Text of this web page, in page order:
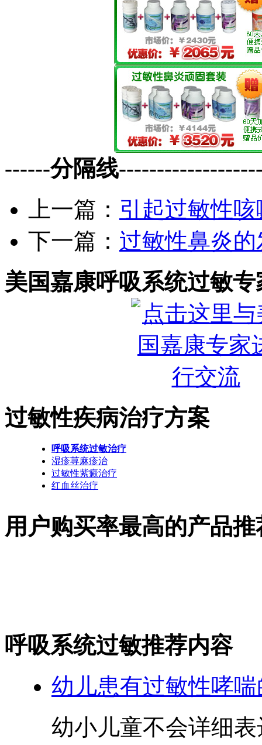
------分隔线
上一篇： 引起过敏性
下一篇： 过敏性鼻炎
美国嘉康呼吸系统过敏
过敏性疾病治疗方案
呼吸系统过敏治疗
湿疹荨麻疹治
过敏性紫癜治疗
红血丝治疗
用户购买率最高的产品推
呼吸系统过敏推荐内容
幼儿患有过敏性哮
幼小儿童不会详细